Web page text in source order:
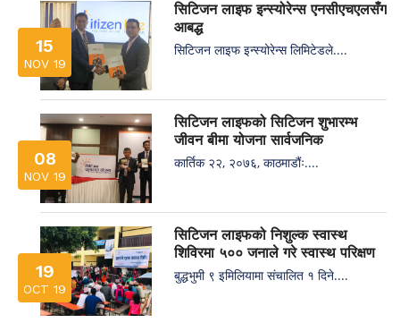
15
NOV 19
सिटिजन लाइफ इन्स्योरेन्स एनसीएचएलसँग
आबद्ध
सिटिजन लाइफ इन्स्योरेन्स लिमिटेडले....
08
NOV 19
सिटिजन लाइफको सिटिजन शुभारम्भ
जीवन बीमा योजना सार्वजनिक
कार्तिक २२, २०७६, काठमाडौंः....
19
OCT 19
सिटिजन लाइफको निशुल्क स्वास्थ
शिविरमा ५०० जनाले गरे स्वास्थ परिक्षण
बुद्धभुमी ९ इमिलियामा संचालित १ दिने....